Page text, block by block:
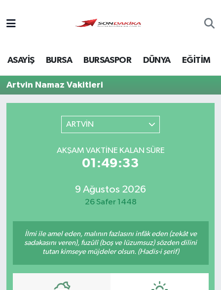
ASAYİŞ BURSA BURSASPOR DÜNYA EĞİTİM
Artvin Namaz Vakitleri
ARTVİN
AKŞAM VAKTINE KALAN SÜRE
01:49:33
9 Ağustos 2026
26 Safer 1448
İlmi ile amel eden, malının fazlasını infâk eden (zekât ve
sadakasını veren), fuzûlî (boş ve lüzumsuz) sözden dilini
tutan kimseye müjdeler olsun. (Hadis-i şerif)
Bursa
Dünya
Sağlık
Siyaset